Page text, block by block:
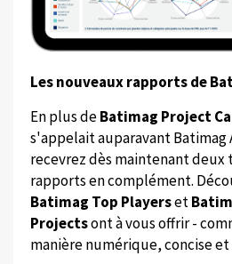
Les nouveaux rapports de
En plus deBatimag Project
s'appelait auparavant Batimag
recevrez dès maintenant
rapports en complément.
Batimag Top Playerset
Projectsont à vous offrir -
manière numérique, concise